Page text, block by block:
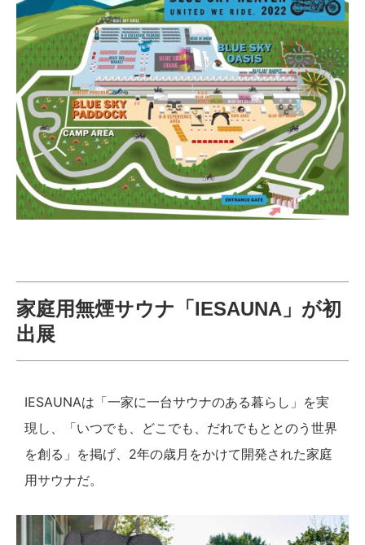
家庭用無煙サウナ「IESAUNA」が初
出展
IESAUNAは「一家に一台サウナのある暮らし」を実
現し、「いつでも、どこでも、だれでもととのう世界
を創る」を掲げ、2年の歳月をかけて開発された家庭
用サウナだ。